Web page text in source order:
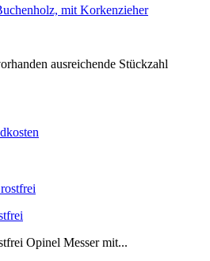
mit Korkenzieher
ausreichende Stückzahl
Opinel Messer mit...